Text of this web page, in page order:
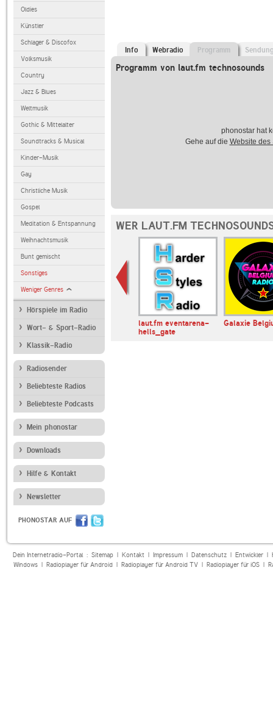
Oldies
Künstler
Schlager & Discofox
Volksmusik
Country
Jazz & Blues
Weltmusik
Gothic & Mittelalter
Soundtracks & Musical
Kinder-Musik
Gay
Christliche Musik
Gospel
Meditation & Entspannung
Weihnachtsmusik
Bunt gemischt
Sonstiges
Weniger Genres
Hörspiele im Radio
Wort- & Sport-Radio
Klassik-Radio
Radiosender
Beliebteste Radios
Beliebteste Podcasts
Mein phonostar
Downloads
Hilfe & Kontakt
Newsletter
PHONOSTAR AUF
Info Webradio Programm
Programm von laut.fm technosounds
phonostar hat
Gehe auf die Website des
WER LAUT.FM
GayFM
laut.fm eventarena-
hells_gate
Galaxie
Dein Internetradio-Portal : Sitemap| Kontakt| Impressum| Datenschutz| Entwickler|
Windows| Radioplayer für Android| Radioplayer für Android TV| Radioplayer für iOS|